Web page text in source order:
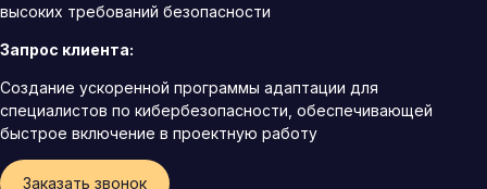
высоких требований безопасности
Запрос клиента:
Создание ускоренной программы адаптации для
специалистов по кибербезопасности, обеспечивающей
быстрое включение в проектную работу
Заказать звонок